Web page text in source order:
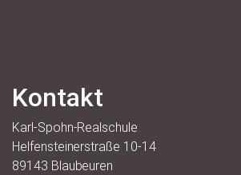
Kontakt
Karl-Spohn-Realschule
Helfensteinerstraße 10-14
89143 Blaubeuren